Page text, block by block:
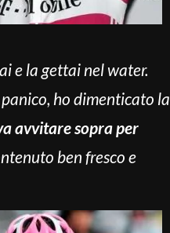
e la gettai nel water.
panico, ho dimenticato la
avvitare sopra per
ben fresco e